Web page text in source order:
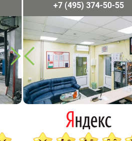
+7 (495) 374-50-55